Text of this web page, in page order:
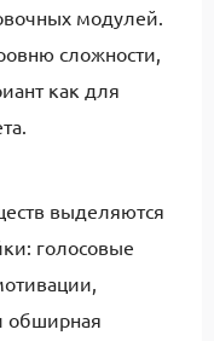
модулей.
сложности,
как для
выделяются
голосовые
обширная